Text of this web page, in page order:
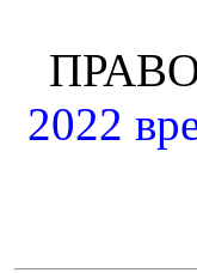
2022